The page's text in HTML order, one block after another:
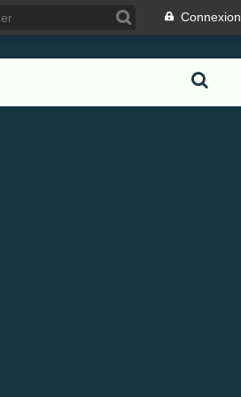
Connexion